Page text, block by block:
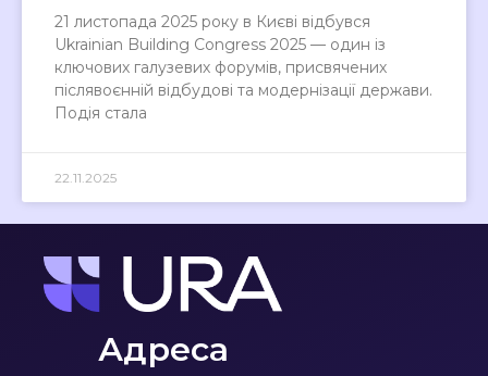
21 листопада 2025 року в Києві відбувся
Ukrainian Building Congress 2025 — один із
ключових галузевих форумів, присвячених
післявоєнній відбудові та модернізації держави.
Подія стала
22.11.2025
Адреса